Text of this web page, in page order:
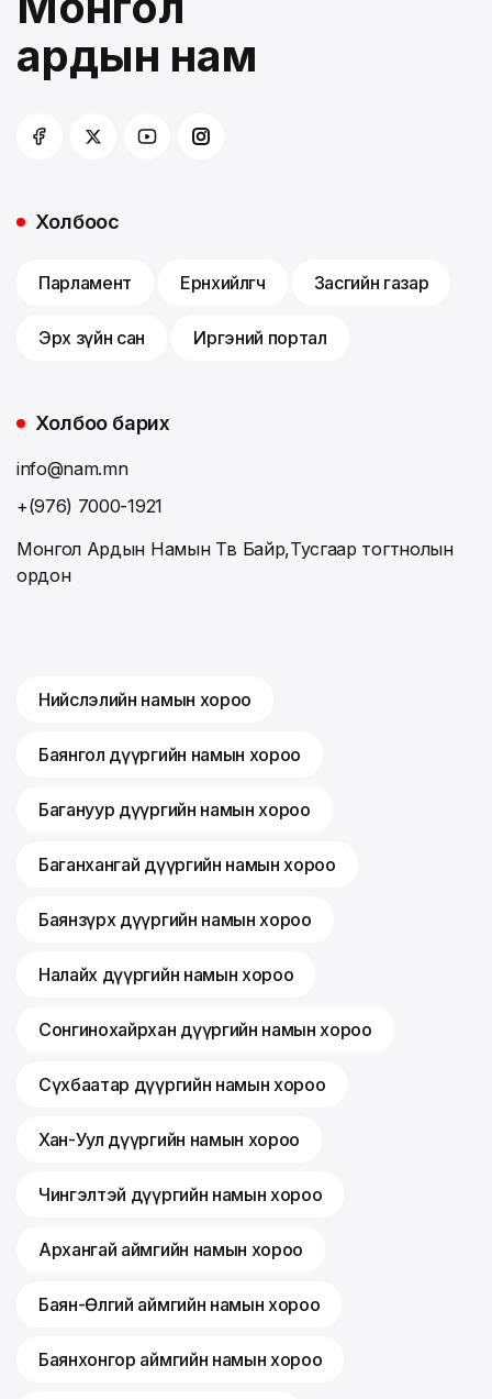
ардын нам
Холбоос
Парламент Ерөнхийлөгч Засгийн газар
Эрх зүйн сан Иргэний портал
Холбоо барих
info@nam.mn
+(976) 7000-1921
Монгол Ардын Намын Төв Байр,Тусгаар тогтнолын
ордон
Нийслэлийн намын хороо
Баянгол дүүргийн намын хороо
Багануур дүүргийн намын хороо
Баганхангай дүүргийн намын хороо
Баянзүрх дүүргийн намын хороо
Налайх дүүргийн намын хороо
Сонгинохайрхан дүүргийн намын хороо
Сүхбаатар дүүргийн намын хороо
Хан-Уул дүүргийн намын хороо
Чингэлтэй дүүргийн намын хороо
Архангай аймгийн намын хороо
Баян-Өлгий аймгийн намын хороо
Баянхонгор аймгийн намын хороо